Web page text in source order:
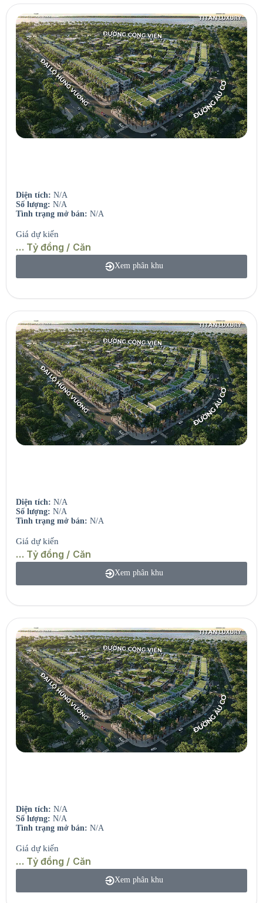
Diện tích: N/A
Số lượng: N/A
Tình trạng mở bán: N/A
Giá dự kiến
… Tỷ đồng / Căn
Xem phân khu
Diện tích: N/A
Số lượng: N/A
Tình trạng mở bán: N/A
Giá dự kiến
… Tỷ đồng / Căn
Xem phân khu
Diện tích: N/A
Số lượng: N/A
Tình trạng mở bán: N/A
Giá dự kiến
… Tỷ đồng / Căn
Xem phân khu